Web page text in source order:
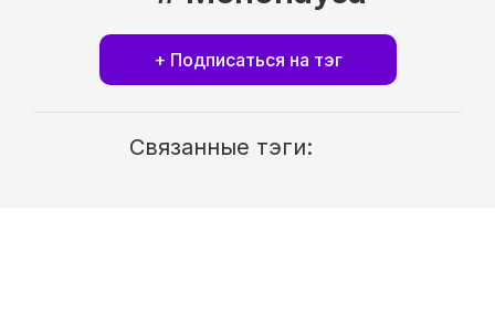
+ Подписаться на тэг
Связанные тэги: